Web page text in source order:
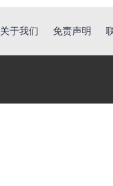
关于我们 免责声明